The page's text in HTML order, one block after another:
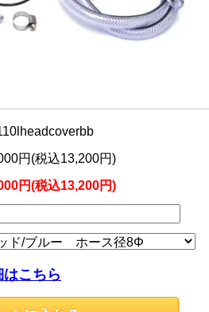
円(税込13,200円)
円(税込13,200円)
こちら